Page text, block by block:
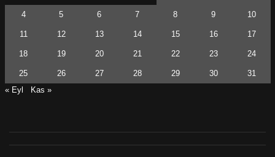
4 5 6 7 8 9 10
11 12 13 14 15 16 17
18 19 20 21 22 23 24
25 26 27 28 29 30
31
« Eyl
Kas »